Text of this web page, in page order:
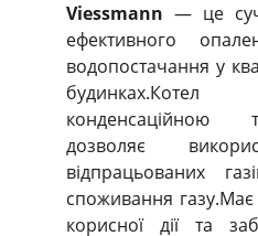
Viessmann — це
ефективного
водопостачання у
конденсаційною
дозволяє
відпрацьованих
споживання газу.Має
корисної дії та